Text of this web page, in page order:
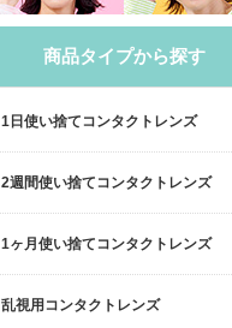
商品タイプから探す
1日使い捨てコンタクトレンズ
2週間使い捨てコンタクトレンズ
1ヶ月使い捨てコンタクトレンズ
乱視用コンタクトレンズ